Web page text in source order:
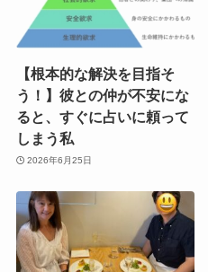
【根本的な解決を目指そ
う！】彼との仲が不安にな
ると、すぐに占いに頼って
しまう私
2026年6月25日